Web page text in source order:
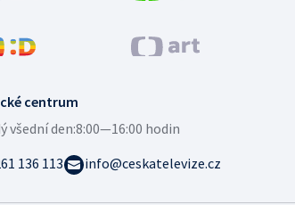
centrum
všední den:8:00—16:00 hodin
136 113
info@ceskatelevize.cz